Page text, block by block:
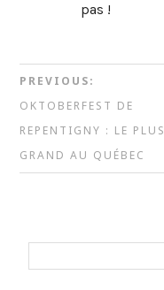
pas !
PREVIOUS:
OKTOBERFEST DE
REPENTIGNY : LE PLUS
GRAND AU QUÉBEC